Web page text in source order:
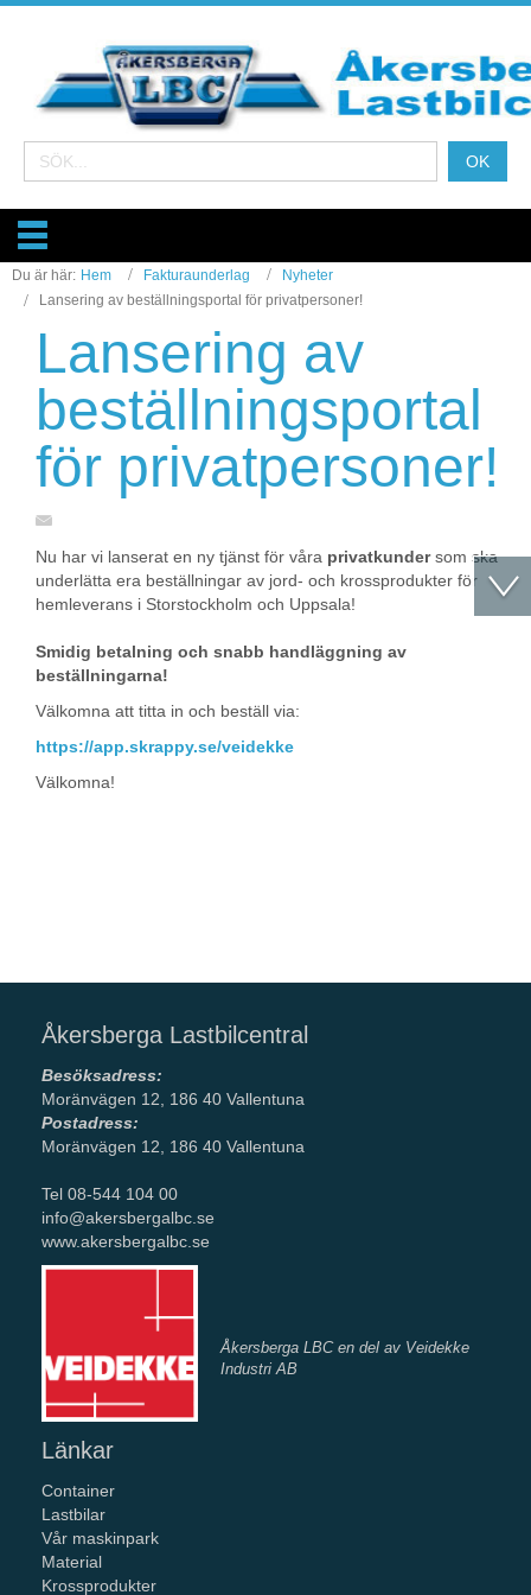
Du är här: Hem Fakturaunderlag
Nyheter
Lansering av beställningsportal för privatpersoner!
Lansering av
beställningsportal
för privatpersoner!
Nu har vi lanserat en ny tjänst för våra privatkundersom ska
underlätta era beställningar av jord- och krossprodukter för
hemleverans i Storstockholm och Uppsala!
Smidig betalning och snabb handläggning av
beställningarna!
Välkomna att titta in och beställ via:
https://app.skrappy.se/veidekke
Välkomna!
Åkersberga Lastbilcentral
Besöksadress:
Moränvägen 12, 186 40 Vallentuna
Postadress:
Moränvägen 12, 186 40 Vallentuna
Tel 08-544 104 00
info@akersbergalbc.se
www.akersbergalbc.se
Åkersberga LBC en del av Veidekke
Industri AB
Länkar
Container
Lastbilar
Vår maskinpark
Material
Krossprodukter